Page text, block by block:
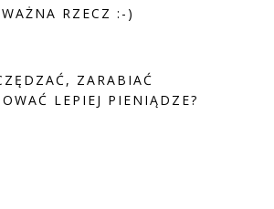
RZECZ :-)
ZARABIAĆ
LEPIEJ PIENIĄDZE?